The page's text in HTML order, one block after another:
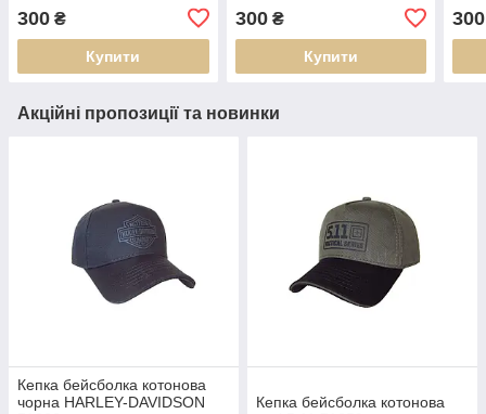
300 ₴
Купити
300₴
Купити
300
Акційні пропозиції та новинки
Кепка бейсболка котонова
чорна HARLEY-DAVIDSON
Кепка бейсболка котонова